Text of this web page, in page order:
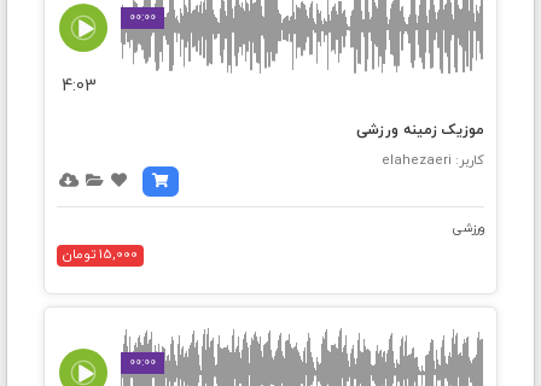
00:00
4:03
موزیک زمینه ورزشی
کاربر: elahezaeri
ورزشی
15,000 تومان
00:00